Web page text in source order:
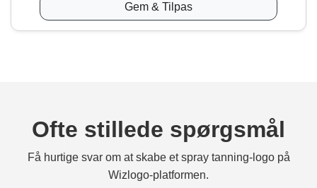
Gem & Tilpas
Ofte stillede spørgsmål
Få hurtige svar om at skabe et spray tanning-logo på
Wizlogo-platformen.